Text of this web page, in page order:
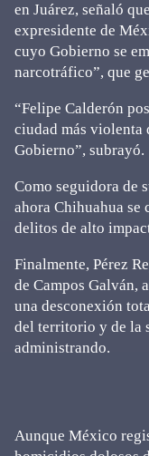
en Juárez, señaló
expresidente de
cuyo Gobierno se
narcotráfico”, que
“Felipe Calderón
ciudad más violenta
Gobierno”, subrayó.
Como seguidora de
ahora Chihuahua se
delitos de alto
Finalmente, Pérez
de Campos Galván,
una desconexión
del territorio y de la
administrando.
Aunque México